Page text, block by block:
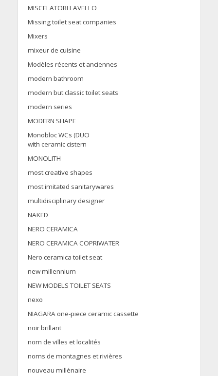
MISCELATORI LAVELLO
Missing toilet seat companies
Mixers
mixeur de cuisine
Modèles récents et anciennes
modern bathroom
modern but classic toilet seats
modern series
MODERN SHAPE
Monobloc WCs (DUO
with ceramic cistern
MONOLITH
most creative shapes
most imitated sanitarywares
multidisciplinary designer
NAKED
NERO CERAMICA
NERO CERAMICA COPRIWATER
Nero ceramica toilet seat
new millennium
NEW MODELS TOILET SEATS
nexo
NIAGARA one-piece ceramic cassette
noir brillant
nom de villes et localités
noms de montagnes et rivières
nouveau millénaire